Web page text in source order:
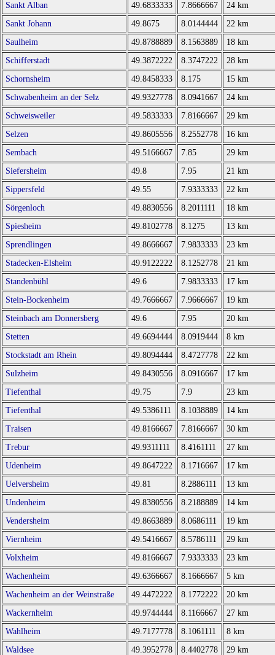
Sankt Alban
49.6833333 7.8666667
24 km
Sankt Johann
49.8675 8.0144444
22 km
Saulheim
49.8788889 8.1563889
18 km
Schifferstadt
49.3872222 8.3747222
28 km
Schornsheim
49.8458333 8.175
15 km
Schwabenheim an der Selz
49.9327778 8.0941667
24 km
Schweisweiler
49.5833333 7.8166667
29 km
Selzen
49.8605556 8.2552778
16 km
Sembach
49.5166667 7.85
29 km
Siefersheim
49.8 7.95
21 km
Sippersfeld
49.55 7.9333333
22 km
Sörgenloch
49.8830556 8.2011111
18 km
Spiesheim
49.8102778 8.1275
13 km
Sprendlingen
49.8666667 7.9833333
23 km
Stadecken-Elsheim
49.9122222 8.1252778
21 km
Standenbühl
49.6 7.9833333
17 km
Stein-Bockenheim
49.7666667 7.9666667
19 km
Steinbach am Donnersberg
49.6 7.95
20 km
Stetten
49.6694444 8.0919444
8 km
Stockstadt am Rhein
49.8094444 8.4727778
22 km
Sulzheim
49.8430556 8.0916667
17 km
Tiefenthal
49.75 7.9
23 km
Tiefenthal
49.5386111 8.1038889
14 km
Traisen
49.8166667 7.8166667
30 km
Trebur
49.9311111 8.4161111
27 km
Udenheim
49.8647222 8.1716667
17 km
Uelversheim
49.81 8.2886111
13 km
Undenheim
49.8380556 8.2188889
14 km
Vendersheim
49.8663889 8.0686111
19 km
Viernheim
49.5416667 8.5786111
29 km
Volxheim
49.8166667 7.9333333
23 km
Wachenheim
49.6366667 8.1666667
5 km
Wachenheim an der Weinstraße
49.4472222 8.1772222
20 km
Wackernheim
49.9744444 8.1166667
27 km
Wahlheim
49.7177778 8.1061111
8 km
Waldsee
49.3952778 8.4402778
29 km